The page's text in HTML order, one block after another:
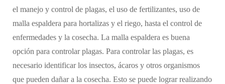
el manejo y control de plagas, el uso de fertilizantes, uso de
malla espaldera para hortalizas y el riego, hasta el control de
enfermedades y la cosecha. La malla espaldera es buena
opción para controlar plagas. Para controlar las plagas, es
necesario identificar los insectos, ácaros y otros organismos
que pueden dañar a la cosecha. Esto se puede lograr realizando